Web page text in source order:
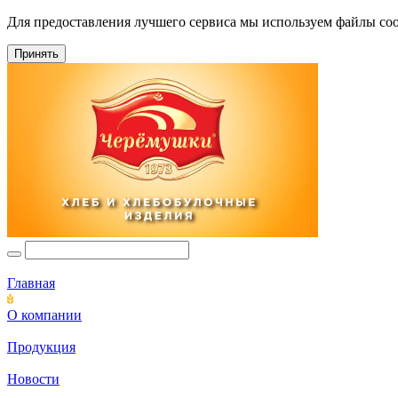
Для предоставления лучшего сервиса мы используем файлы
Принять
Главная
О компании
Продукция
Новости